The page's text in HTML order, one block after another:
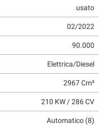
usato
02/2022
90.000
Elettrica/Diesel
2967 Cm³
210 KW / 286 CV
Automatico (8)